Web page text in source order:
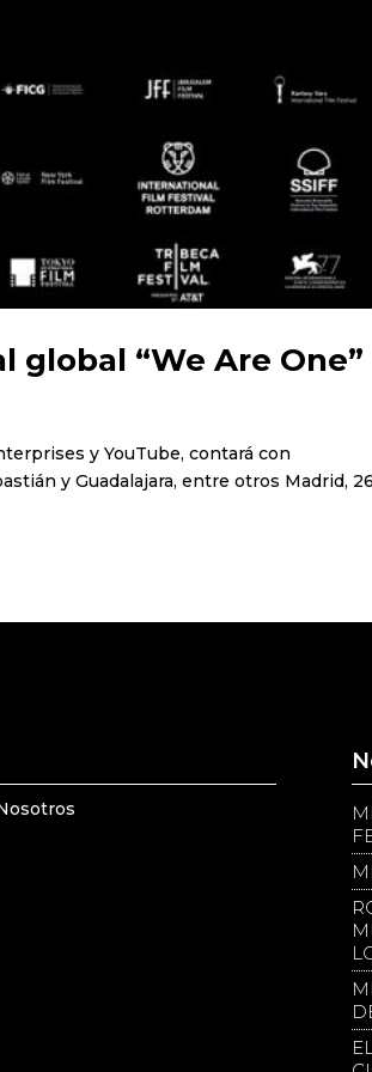
“We Are One”
y YouTube, contará con
y Guadalajara, entre otros Madrid, 26